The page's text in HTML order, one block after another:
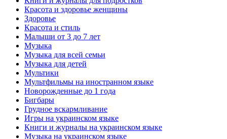
Красота и здоровье женщины
Здоровье
Красота и стиль
Малыши от 3 до 7 лет
Музыка
Музыка для всей семьи
Музыка для детей
Мультики
Мультфильмы на иностранном языке
Новорожденные до 1 года
Бигбары
Грудное вскармливание
Игры на украинском языке
Книги и журналы на украинском языке
Музыка на украинском языке